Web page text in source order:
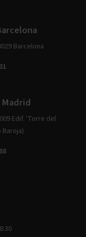
Barcelona
Madrid
Edif. 'Torre del